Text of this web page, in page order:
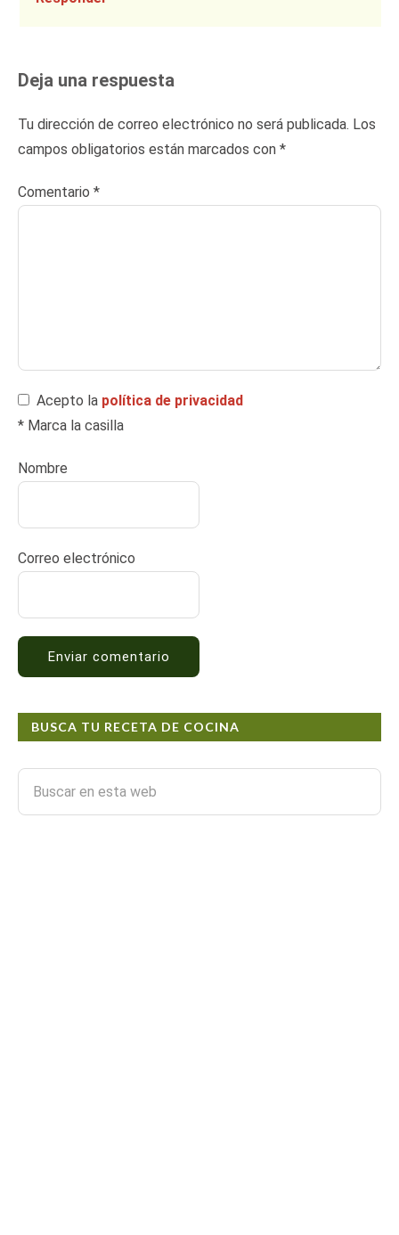
Deja una respuesta
Tu dirección de correo electrónico no será publicada. Los
campos obligatorios están marcados con *
Comentario *
Acepto la política de privacidad
* Marca la casilla
Nombre
Correo electrónico
BUSCA TU RECETA DE COCINA